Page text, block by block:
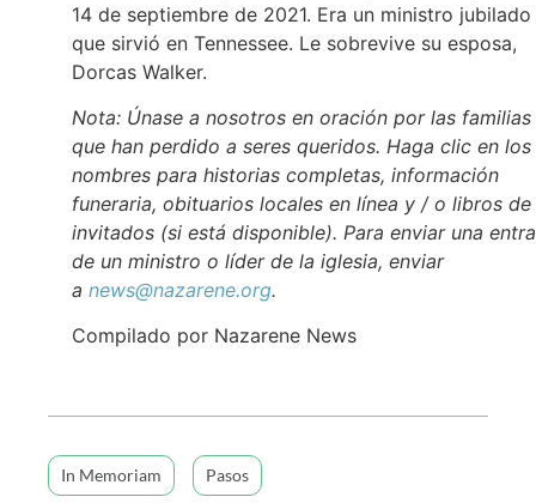
14 de septiembre de 2021. Era un ministro jubilado
que sirvió en Tennessee. Le sobrevive su esposa,
Dorcas Walker.
Nota: Únase a nosotros en oración por las familias
que han perdido a seres queridos. Haga clic en los
nombres para historias completas, información
funeraria, obituarios locales en línea y / o libros de
invitados (si está disponible). Para enviar una
de un ministro o líder de la iglesia, enviar
a news@nazarene.org.
Compilado por Nazarene News
In Memoriam Pasos